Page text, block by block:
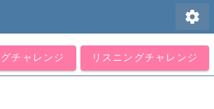
settings
チャレンジ リスニングチャレンジ